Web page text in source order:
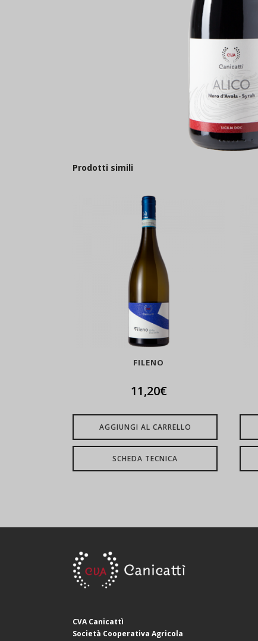
Prodotti simili
FILENO
11,20€
AGGIUNGI AL CARRELLO
SCHEDA TECNICA
CVA Canicattì
Società Cooperativa Agricola